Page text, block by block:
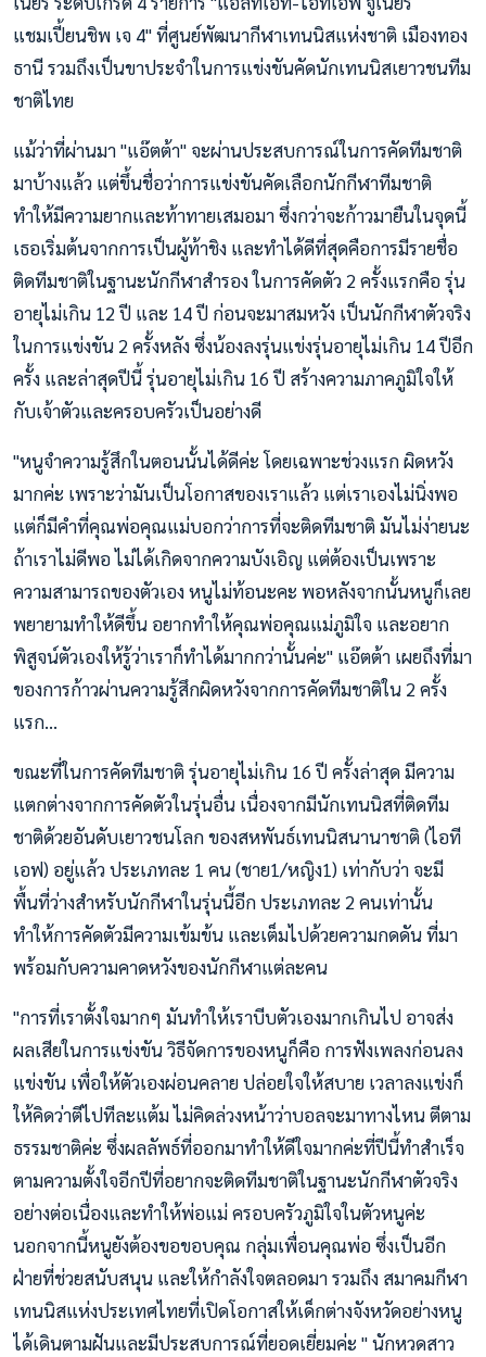
แชมเปี้ยนชิพ เจ 4" ที่ศูนย์พัฒนากีฬาเทนนิสแห่งชาติ เมืองทอง
ธานี รวมถึงเป็นขาประจำในการแข่งขันคัดนักเทนนิสเยาวชนทีม
ชาติไทย
แม้ว่าที่ผ่านมา "แอ๊ตต้า" จะผ่านประสบการณ์ในการคัดทีมชาติ
มาบ้างแล้ว แต่ขึ้นชื่อว่าการแข่งขันคัดเลือกนักกีฬาทีมชาติ
ทำให้มีความยากและท้าทายเสมอมา ซึ่งกว่าจะก้าวมายืนในจุดนี้
เธอเริ่มต้นจากการเป็นผู้ท้าชิง และทำได้ดีที่สุดคือการมีรายชื่อ
ติดทีมชาติในฐานะนักกีฬาสำรอง ในการคัดตัว 2 ครั้งแรกคือ รุ่น
อายุไม่เกิน 12 ปี และ 14 ปี ก่อนจะมาสมหวัง เป็นนักกีฬาตัวจริง
ในการแข่งขัน 2 ครั้งหลัง ซึ่งน้องลงรุ่นแข่งรุ่นอายุไม่เกิน 14 ปีอีก
ครั้ง และล่าสุดปีนี้ รุ่นอายุไม่เกิน 16 ปี สร้างความภาคภูมิใจให้
กับเจ้าตัวและครอบครัวเป็นอย่างดี
"หนูจำความรู้สึกในตอนนั้นได้ดีค่ะ โดยเฉพาะช่วงแรก ผิดหวัง
มากค่ะ เพราะว่ามันเป็นโอกาสของเราแล้ว แต่เราเองไม่นิ่งพอ
แต่ก็มีคำที่คุณพ่อคุณแม่บอกว่าการที่จะติดทีมชาติ มันไม่ง่ายนะ
ถ้าเราไม่ดีพอ ไม่ได้เกิดจากความบังเอิญ แต่ต้องเป็นเพราะ
ความสามารถของตัวเอง หนูไม่ท้อนะคะ พอหลังจากนั้นหนูก็เลย
พยายามทำให้ดีขึ้น อยากทำให้คุณพ่อคุณแม่ภูมิใจ และอยาก
พิสูจน์ตัวเองให้รู้ว่าเราก็ทำได้มากกว่านั้นค่ะ" แอ๊ตต้า เผยถึงที่มา
ของการก้าวผ่านความรู้สึกผิดหวังจากการคัดทีมชาติใน 2 ครั้ง
แรก...
ขณะที่ในการคัดทีมชาติ รุ่นอายุไม่เกิน 16 ปี ครั้งล่าสุด มีความ
แตกต่างจากการคัดตัวในรุ่นอื่น เนื่องจากมีนักเทนนิสที่ติดทีม
ชาติด้วยอันดับเยาวชนโลก ของสหพันธ์เทนนิสนานาชาติ (ไอที
เอฟ) อยู่แล้ว ประเภทละ 1 คน (ชาย1/หญิง1) เท่ากับว่า จะมี
พื้นที่ว่างสำหรับนักกีฬาในรุ่นนี้อีก ประเภทละ 2 คนเท่านั้น
ทำให้การคัดตัวมีความเข้มข้น และเต็มไปด้วยความกดดัน ที่มา
พร้อมกับความคาดหวังของนักกีฬาแต่ละคน
"การที่เราตั้งใจมากๆ มันทำให้เราบีบตัวเองมากเกินไป อาจส่ง
ผลเสียในการแข่งขัน วิธีจัดการของหนูก็คือ การฟังเพลงก่อนลง
แข่งขัน เพื่อให้ตัวเองผ่อนคลาย ปล่อยใจให้สบาย เวลาลงแข่งก็
ให้คิดว่าตีไปทีละแต้ม ไม่คิดล่วงหน้าว่าบอลจะมาทางไหน ตีตาม
ธรรมชาติค่ะ ซึ่งผลลัพธ์ที่ออกมาทำให้ดีใจมากค่ะที่ปีนี้ทำสำเร็จ
ตามความตั้งใจอีกปีที่อยากจะติดทีมชาติในฐานะนักกีฬาตัวจริง
อย่างต่อเนื่องและทำให้พ่อแม่ ครอบครัวภูมิใจในตัวหนูค่ะ
นอกจากนี้หนูยังต้องขอขอบคุณ กลุ่มเพื่อนคุณพ่อ ซึ่งเป็นอีก
ฝ่ายที่ช่วยสนับสนุน และให้กำลังใจตลอดมา รวมถึง สมาคมกีฬา
เทนนิสแห่งประเทศไทยที่เปิดโอกาสให้เด็กต่างจังหวัดอย่างหนู
ได้เดินตามฝันและมีประสบการณ์ที่ยอดเยี่ยมค่ะ " นักหวดสาว